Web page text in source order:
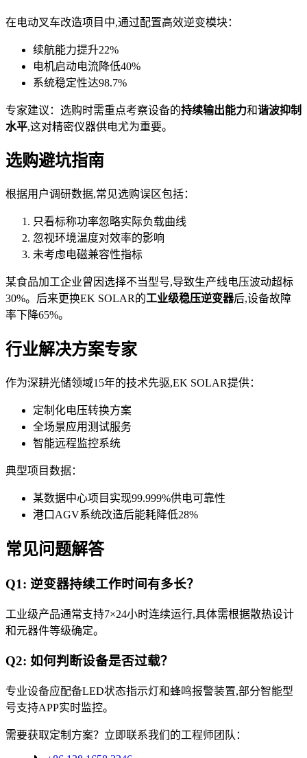
在电动叉车改造项目中,通过配置高效逆变模块：
续航能力提升22%
电机启动电流降低40%
系统稳定性达98.7%
专家建议：选购时需重点考察设备的持续输出能力和谐波抑制
水平,这对精密仪器供电尤为重要。
选购避坑指南
根据用户调研数据,常见选购误区包括：
只看标称功率忽略实际负载曲线
忽视环境温度对效率的影响
未考虑电磁兼容性指标
某食品加工企业曾因选择不当型号,导致生产线电压波动超标
30%。后来更换EK SOLAR的工业级稳压逆变器后,设备故障
率下降65%。
行业解决方案专家
作为深耕光储领域15年的技术先驱,EK SOLAR提供：
定制化电压转换方案
全场景应用测试服务
智能远程监控系统
典型项目数据：
某数据中心项目实现99.999%供电可靠性
港口AGV系统改造后能耗降低28%
常见问题解答
Q1: 逆变器持续工作时间有多长？
工业级产品通常支持7×24小时连续运行,具体需根据散热设计
和元器件等级确定。
Q2: 如何判断设备是否过载？
专业设备应配备LED状态指示灯和蜂鸣报警装置,部分智能型
号支持APP实时监控。
需要获取定制方案？立即联系我们的工程师团队：